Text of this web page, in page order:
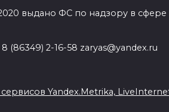
выдано ФС по надзору в
(86349) 2-16-58 zaryas@yandex.ru
Yandex.Metrika,